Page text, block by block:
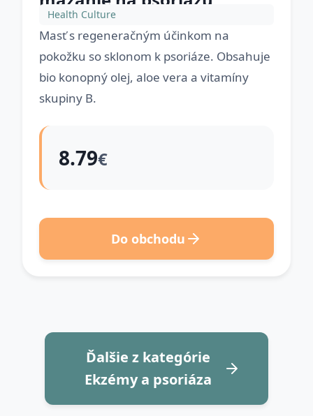
Health Culture
Masť s regeneračným účinkom na
pokožku so sklonom k psoriáze. Obsahuje
bio konopný olej, aloe vera a vitamíny
skupiny B.
8.79€
Do obchodu
Ďalšie z kategórie
Ekzémy a psoriáza